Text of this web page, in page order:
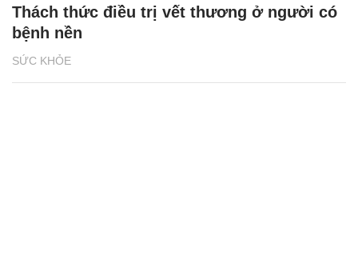
SỨC KHỎE
Thách thức điều trị vết thương ở người có
bệnh nền